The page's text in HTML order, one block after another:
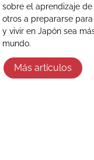
sobre el aprendizaje
otros a prepararse
y vivir en Japón sea
mundo.
Más artículos